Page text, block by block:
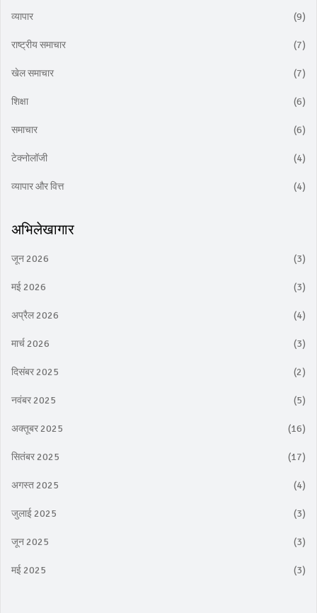
व्यापार (9)
राष्ट्रीय समाचार (7)
खेल समाचार (7)
शिक्षा (6)
समाचार (6)
टेक्नोलॉजी (4)
व्यापार और वित्त (4)
अभिलेखागार
जून 2026 (3)
मई 2026 (3)
अप्रैल 2026 (4)
मार्च 2026 (3)
दिसंबर 2025 (2)
नवंबर 2025 (5)
अक्तूबर 2025 (16)
सितंबर 2025 (17)
अगस्त 2025 (4)
जुलाई 2025 (3)
जून 2025 (3)
मई 2025 (3)